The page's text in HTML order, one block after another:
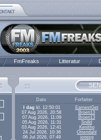
FmFreaks Litteratur
Dato
Forfatter
I dag kl. 12:50:01
EarnestGet
07 Aug 2026, 20:58
Broen13
07 Aug 2026, 11:09
Broen13
05 Aug 2026, 11:31
Snilld
03 Aug 2026, 12:41
Kenitho
24 Jul 2026, 10:36
Ottendahl
06 Jul 2026, 07:49
jonesg